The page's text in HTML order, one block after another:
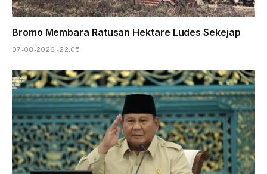
Bromo Membara Ratusan Hektare Ludes Sekejap
07-08-2026 - 22.05